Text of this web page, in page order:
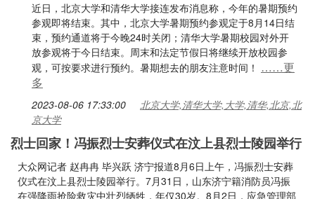
近日，北京大学和清华大学接连发布消息称，今年的暑期预约
参观即将结束。其中，北京大学暑期预约参观定于8月14日结
束，预约通道将于今晚24时关闭；清华大学暑期校园对外开
放参观将于今日结束。周末和法定节假日将继续开放校园参
观，可按要求进行预约。暑期想去的朋友注意时间！ ……更
多
2023-08-06 17:33:00
北京大学,清华大学,大学,清华,北京,北
京大学
烈士回家！冯振烈士安葬仪式在汶上县烈士陵园举行
大众网记者 赵冉冉 毕兴跃 济宁报道8月6日上午，冯振烈士安葬
仪式在汶上县烈士陵园举行。7月31日，山东济宁籍消防员冯振
在强降雨抢险救灾中壮烈牺牲，年仅30岁。8月2日，应急管理部